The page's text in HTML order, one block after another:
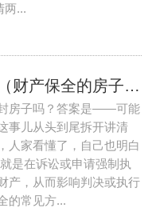
两...
财产保全房子会查封嘛现在（财产保全的房子能拍卖吗）
房子吗？答案是——可能
事儿从头到尾拆开讲清
人家看懂了，自己也明白
是在诉讼或申请强制执
产，从而影响判决或执行
的常见方...